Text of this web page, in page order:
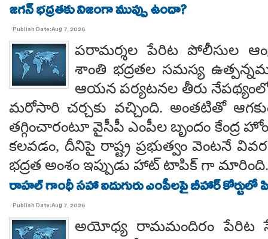
జగన్ భద్రతకు నిజంగా ముప్పు ఉందా?
Publish Date:Aug 7, 2026
పరామర్శల పేరిట పోలీసుల
శాంతి భద్రతల సమస్య
ఆయన పర్యటనల తీరు నేపథ్యంలో
మరోసారి చర్చకు వచ్చింది. అంతటితో
తగ్గించారంటూ వైసీపీ ఎంపీల బృందం కేంద్ర
కలవడం, దీనిపై రాష్ట్ర ప్రభుత్వం వెంటనే
భద్రత అంశం ఇప్పుడు హాట్ టాపిక్ గా మారింది.
రాహల్ గాంధీ సహా ఐదుగురు ఎంపీలపై బీహార్ కోర్టులో
Publish Date:Aug 7, 2026
అయోధ్య రామమందిరం పేరిట